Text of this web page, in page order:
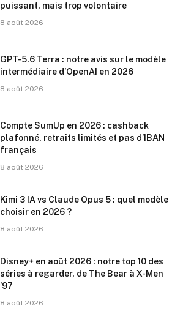
puissant, mais trop volontaire
8 août 2026
GPT-5.6 Terra : notre avis sur le modèle
intermédiaire d’OpenAI en 2026
8 août 2026
Compte SumUp en 2026 : cashback
plafonné, retraits limités et pas d’IBAN
français
8 août 2026
Kimi 3 IA vs Claude Opus 5 : quel modèle
choisir en 2026 ?
8 août 2026
Disney+ en août 2026 : notre top 10 des
séries à regarder, de The Bear à X-Men
’97
8 août 2026